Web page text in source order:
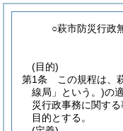
○萩市防災行政
(目的)
第1条
この規程は、
線局」という。)の
災行政事務に関す
目的とする。